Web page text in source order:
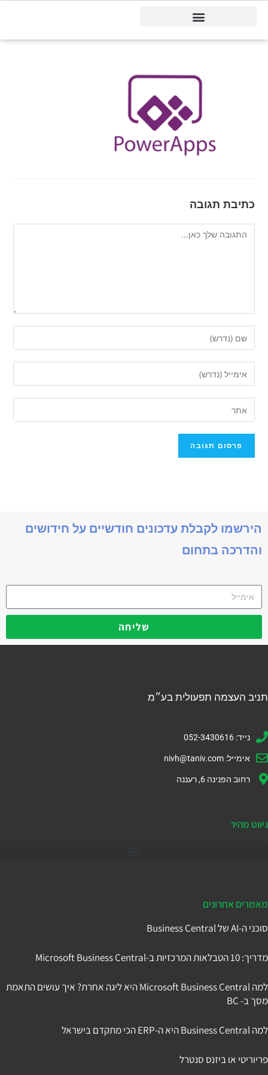
כתיבת תגובה
הירשמו לקבלת עדכונים חודשיים על חידושים
והדרכה בתחום
שליחה
תניב העצמה תפעולית בע״מ
נייד: 052-3430616
אימייל: nivh@taniv.com
רחוב הפנינה 6, רעננה
ניווט מהיר
מאמרים אחרונים
סוכני ה-AI של Business Central
מדריך: 10 הטבלאות המרכזיות ב-Microsoft Business Central
למה Microsoft Business Central היא ליגה אחרת? איך עושים התאמת
מסך ב- BC
למה Business Central היא ה-ERP הכי מתקדם בישראל
פריוריטי או ביזנס סנטרל